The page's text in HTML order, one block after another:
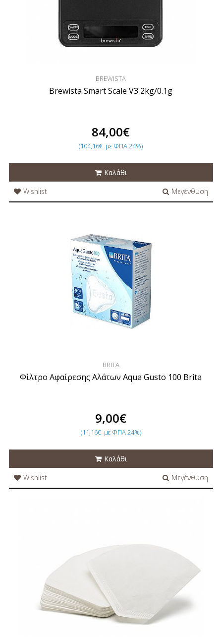
BREWISTA
Brewista Smart Scale V3 2kg/0.1g
84,00€
(104,16€ με ΦΠΑ 24%)
Καλάθι
Wishlist
Μεγένθυση
BRITA
Φίλτρο Αφαίρεσης Αλάτων Aqua Gusto 100 Brita
9,00€
(11,16€ με ΦΠΑ 24%)
Καλάθι
Wishlist
Μεγένθυση